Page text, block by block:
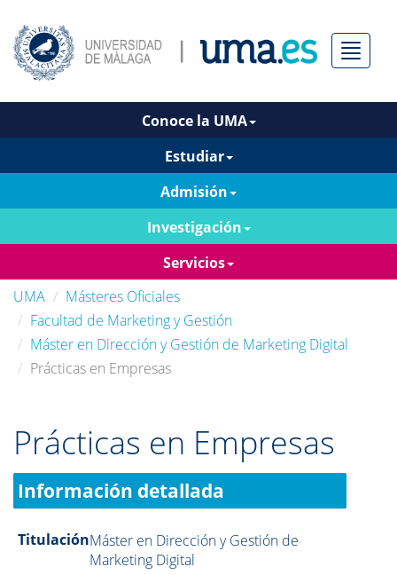
Menú
Conoce la UMA
Estudiar
Admisión
Investigación
Servicios
UMA
Másteres Oficiales
Facultad de Marketing y Gestión
Máster en Dirección y Gestión de Marketing Digital
Prácticas en Empresas
Prácticas en Empresas
Información detallada
TitulaciónMáster en Dirección y Gestión de
Marketing Digital